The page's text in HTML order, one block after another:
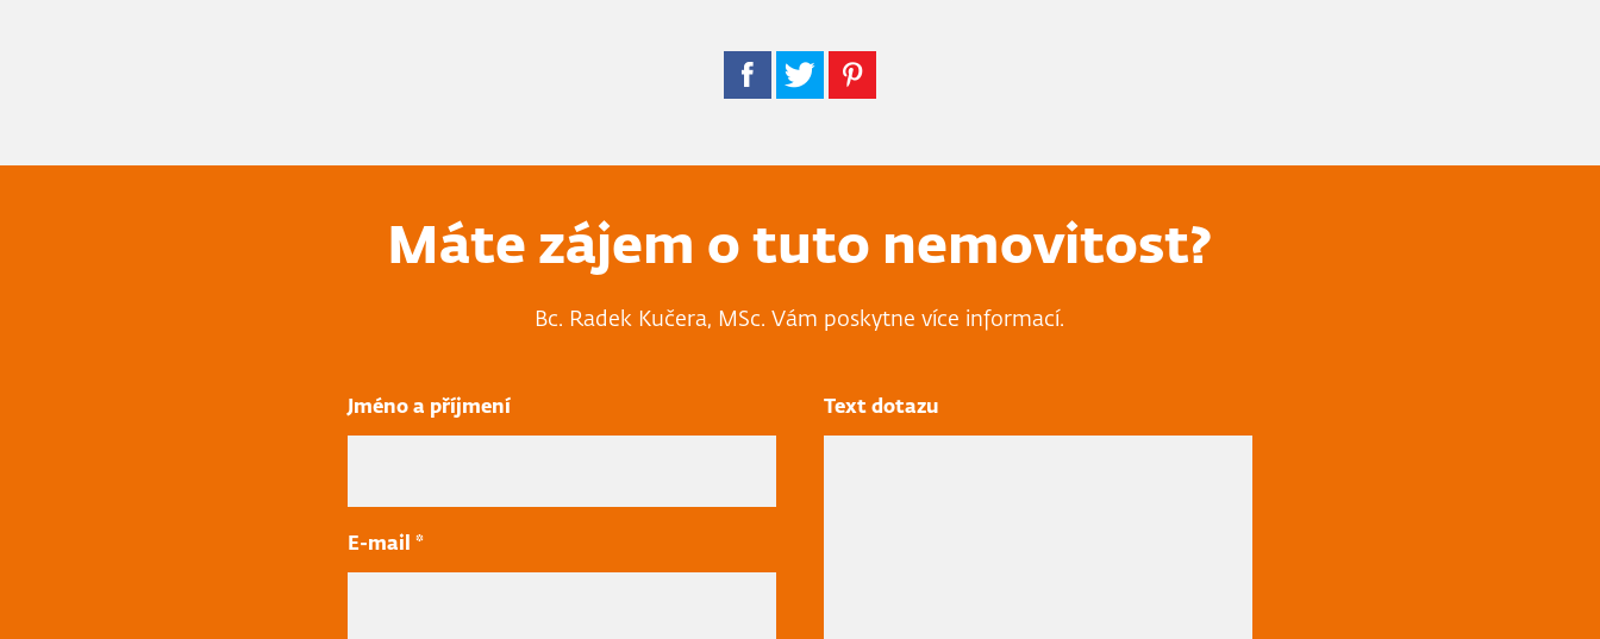
Máte zájem o tuto nemovitost?
Bc. Radek Kučera, MSc. Vám poskytne více informací.
Jméno a příjmení
E-mail *
Text dotazu